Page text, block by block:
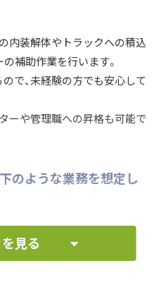
内装解体やトラックへの積込
の補助作業を行います。
で、未経験の方でも安心して
ーや管理職への昇格も可能で
のような業務を想定し
ックで処分場へ運搬します。
見る